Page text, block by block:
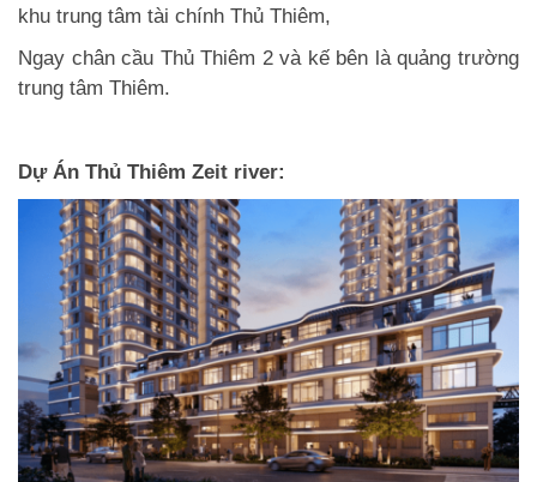
khu trung tâm tài chính Thủ Thiêm,
Ngay chân cầu Thủ Thiêm 2 và kế bên là quảng trường
trung tâm Thiêm.
Dự Án Thủ Thiêm Zeit river: